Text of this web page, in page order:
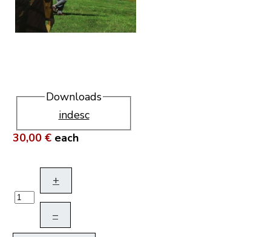
Downloads
indesc
30,00 € each
+
–